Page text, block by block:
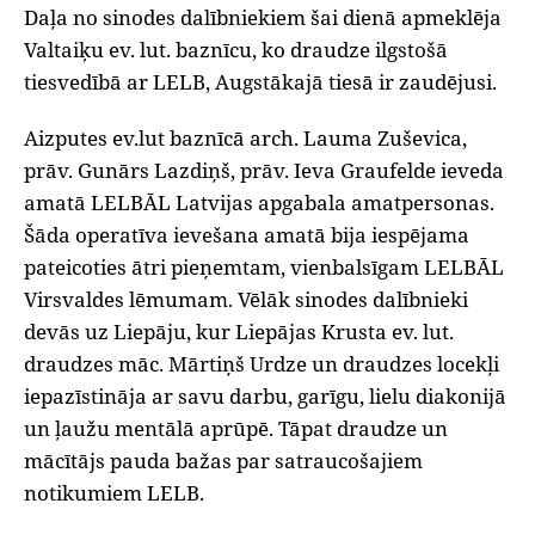
Daļa no sinodes dalībniekiem šai dienā apmeklēja
Valtaiķu ev. lut. baznīcu, ko draudze ilgstošā
tiesvedībā ar LELB, Augstākajā tiesā ir zaudējusi.
Aizputes ev.lut baznīcā arch. Lauma Zuševica,
prāv. Gunārs Lazdiņš, prāv. Ieva Graufelde ieveda
amatā LELBĀL Latvijas apgabala amatpersonas.
Šāda operatīva ievešana amatā bija iespējama
pateicoties ātri pieņemtam, vienbalsīgam LELBĀL
Virsvaldes lēmumam. Vēlāk sinodes dalībnieki
devās uz Liepāju, kur Liepājas Krusta ev. lut.
draudzes māc. Mārtiņš Urdze un draudzes locekļi
iepazīstināja ar savu darbu, garīgu, lielu diakonijā
un ļaužu mentālā aprūpē. Tāpat draudze un
mācītājs pauda bažas par satraucošajiem
notikumiem LELB.